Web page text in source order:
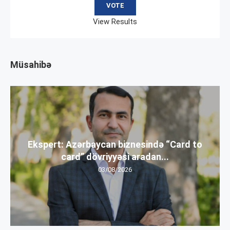
View Results
Müsahibə
Ekspert: Azərbaycan biznesində “Card to
card” dövriyyəsi aradan...
03/08/2026